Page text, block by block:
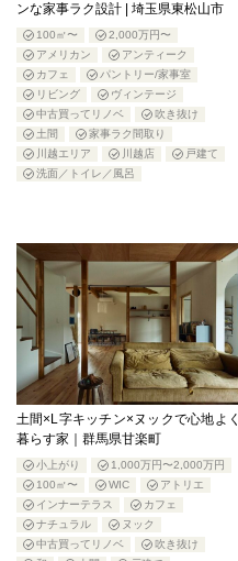
ンな家事ラク設計 | 埼玉県東松山市
100㎡〜
2,000万円〜
アメリカン
アンティーク
カフェ
パントリー/家事室
リビング
ヴィンテージ
中古買ってリノベ
吹き抜け
土間
家事ラク間取り
川越エリア
川越店
戸建て
洗面／トイレ／風呂
土間×L字キッチン×ヌックで心地よく
暮らす家｜群馬県甘楽町
小上がり
1,000万円〜2,000万円
100㎡〜
WIC
アトリエ
インナーテラス
カフェ
ナチュラル
ヌック
中古買ってリノベ
吹き抜け